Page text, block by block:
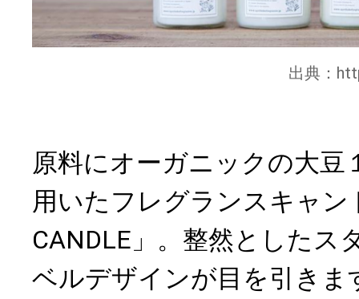
出典：
原料にオーガニックの大豆
用いたフレグランスキャン
CANDLE」。整然としたス
ベルデザインが目を引きま